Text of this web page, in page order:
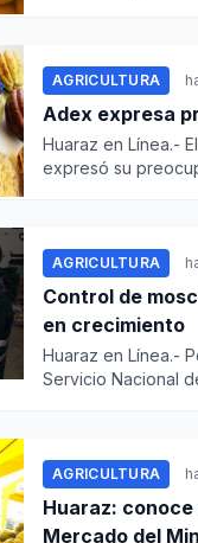
AGRICULTURA
Adex expresa
Huaraz en Línea.-
expresó su
AGRICULTURA
Control de
en crecimiento
Huaraz en Línea.-
Servicio Nacional
AGRICULTURA
Huaraz:
Mercado del